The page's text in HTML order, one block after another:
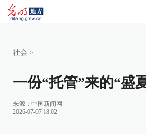
社会 >
一份“托管”来的“盛
来源： 中国新闻网
2026-07-07 18:02